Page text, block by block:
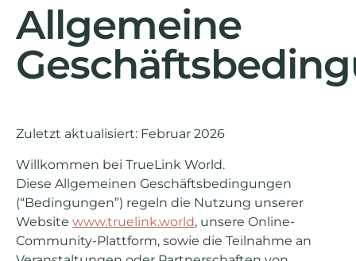
Allgemeine
Zuletzt aktualisiert: Februar 2026
Willkommen bei TrueLink World.
Diese Allgemeinen Geschäftsbedingungen
(“Bedingungen”) regeln die Nutzung unserer
Website www.truelink.world, unsere Online-
Community-Plattform, sowie die Teilnahme an